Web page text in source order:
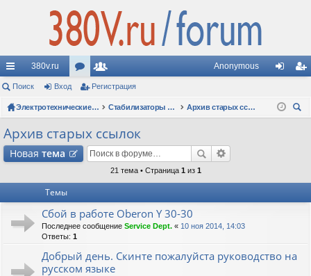
с
ы
лк
380v.ru
ор
ум
ол
ьз
ат
Anonymous
д ис
Поиск Вход Регистрация
Электротехнические форумы Стабилизаторы напряжения
Архив старых ссылок
Архив старых ссылок
Новая тема
21 тема • Страница 1 из 1
Темы
Сбой в работе Oberon Y 30-30
Последнее сообщение Service Dept. « 10 ноя 2014, 14:03
Ответы: 1
Добрый день. Скинте пожалуйста руководство на
русском языке